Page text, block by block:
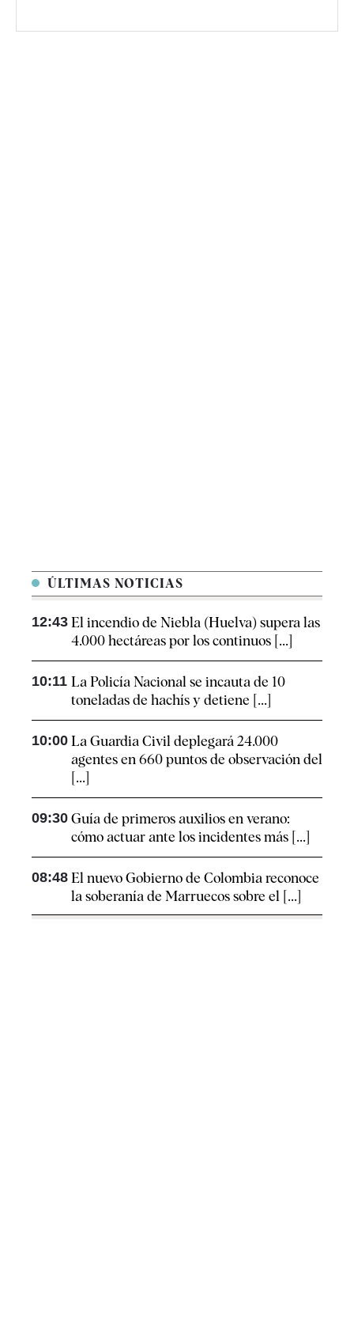
ÚLTIMAS NOTICIAS
12:43 El incendio de Niebla (Huelva) supera las
4.000 hectáreas por los continuos [...]
10:11 La Policía Nacional se incauta de 10
toneladas de hachís y detiene [...]
10:00 La Guardia Civil deplegará 24.000
agentes en 660 puntos de observación del
[...]
09:30 Guía de primeros auxilios en verano:
cómo actuar ante los incidentes más [...]
08:48 El nuevo Gobierno de Colombia reconoce
la soberanía de Marruecos sobre el [...]